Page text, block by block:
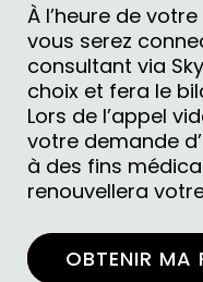
À l’heure de
vous serez
consultant via
choix et fera le
Lors de l’appel
votre demande
à des fins
renouvellera
OBTENIR MA